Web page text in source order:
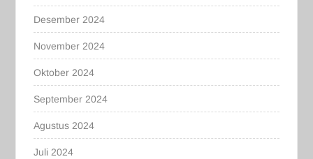
Desember 2024
November 2024
Oktober 2024
September 2024
Agustus 2024
Juli 2024